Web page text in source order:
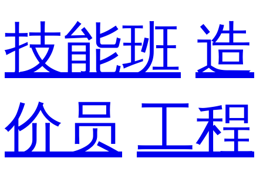
技能班 造
价员 工程